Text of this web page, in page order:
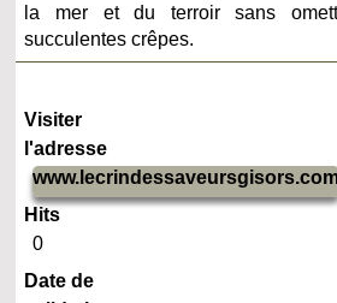
la mer et du terroir sans
succulentes crêpes.
Visiter
l'adresse
Hits
0
Date de